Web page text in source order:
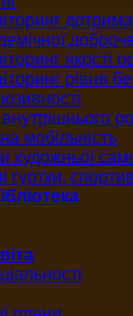
якості
рівня
мобільність
художньої
гуртки,